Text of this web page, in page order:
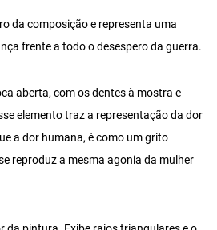
da composição e representa uma
frente a todo o desespero da guerra.
aberta, com os dentes à mostra e
elemento traz a representação da dor
a dor humana, é como um grito
reproduz a mesma agonia da mulher